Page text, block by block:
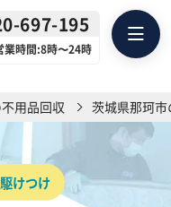
697-195
業時間:8時〜24時
用品回収 茨城県那珂
けつけ